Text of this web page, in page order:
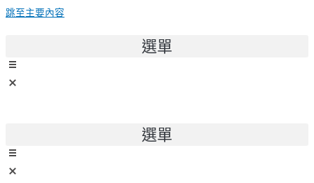
跳至主要內容
選單
選單